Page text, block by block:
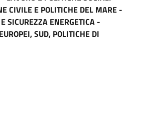
CIVILE E POLITICHE DEL MARE -
SICUREZZA ENERGETICA -
SUD, POLITICHE DI